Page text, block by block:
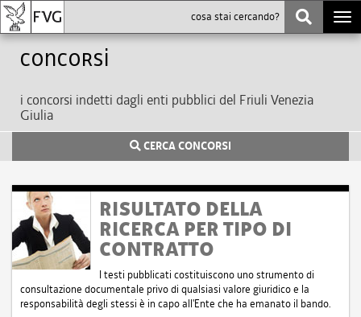
Concorsi
i concorsi indetti dagli enti pubblici del Friuli Venezia
Giulia
CERCA CONCORSI
RISULTATO DELLA
RICERCA PER TIPO DI
CONTRATTO
I testi pubblicati costituiscono uno strumento di
consultazione documentale privo di qualsiasi valore giuridico e la
responsabilità degli stessi è in capo all'Ente che ha emanato il bando.